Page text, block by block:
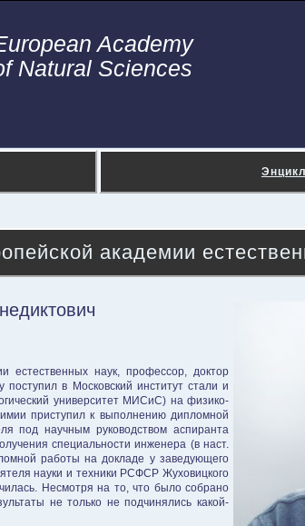
Academy
Natural Sciences
академии
естественных наук, профессор, доктор
поступил в Московский институт стали и
университет МИСиС) на физико-
приступил к выполнению дипломной
под научным руководством аспиранта
специальности инженера (в наст.
работы на докладе у заведующего
науки и техники РСФСР Жуховицкого
Несмотря на то, что было собрано
не только не подчинялись какой-